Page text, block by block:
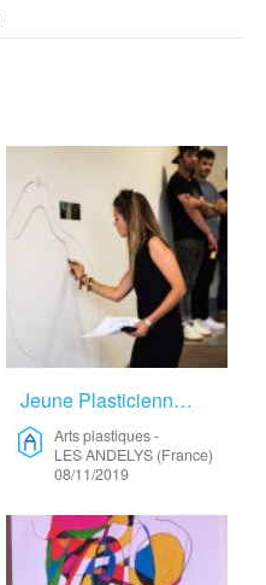
Jeune Plasticienne Nomade – Arts Plastiques
Arts plastiques-
LES ANDELYS (France)
08/11/2019